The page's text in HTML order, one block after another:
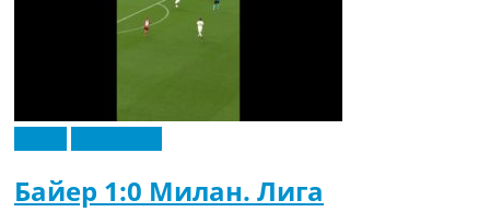
Байер 1:0 Милан. Лига